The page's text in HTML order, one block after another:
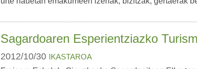
Sagardoaren Esperientziazko
2012/10/30 IKASTAROA